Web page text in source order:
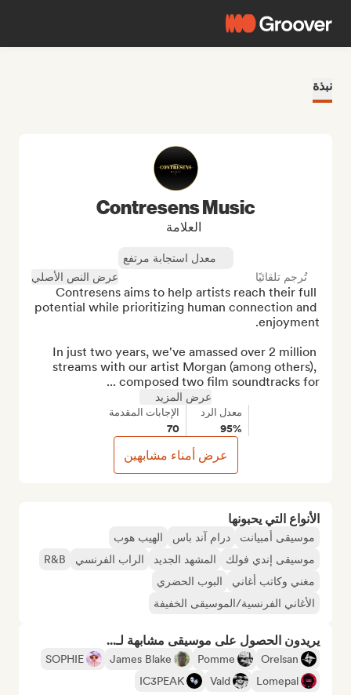
نبذة
الأنواع التي يحبونها
موسيقى أمبيانت درام آند باس
الهيب هوب
موسيقى إندي فولك
المشهد الجديد الراب الفرنسي
R&B
مغني وكاتب أغاني
البوب الحضري
الأغاني الفرنسية/الموسيقى الخفيفة
يريدون الحصول على موسيقى مشابهة لـ...
Orelsan
Pomme
James Blake
SOPHIE
Lomepal
Vald
IC3PEAK
Contresens Music
العلامة
معدل استجابة مرتفع
تُرجم تلقائيًا
عرض النص الأصلي
Contresens aims to help artists reach their full
potential while prioritizing human connection and
In just two years, we've amassed over 2 million
streams with our artist Morgan (among others),
composed two film soundtracks for ...
عرض المزيد
معدل الرد
95%
الإجابات المقدمة
70
عرض أمناء مشابهين